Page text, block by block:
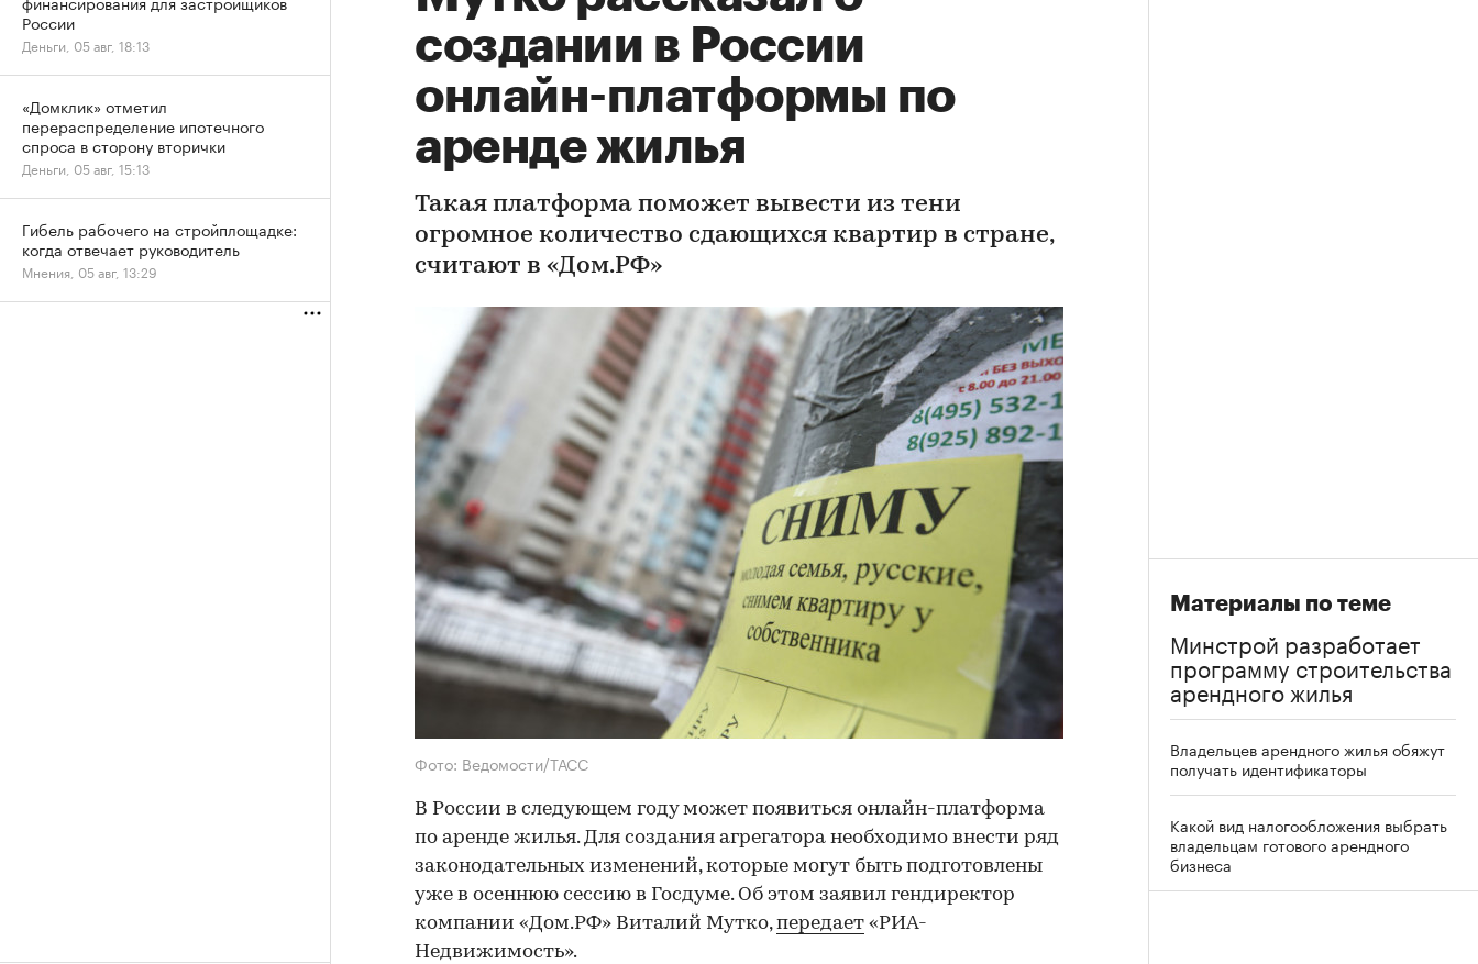
создании в России
онлайн-платформы по
аренде жилья
Такая платформа поможет вывести из тени
огромное количество сдающихся квартир в стране,
считают в «Дом.РФ»
Фото: Ведомости/ТАСС
В России в следующем году может появиться онлайн-платформа
по аренде жилья. Для создания агрегатора необходимо внести ряд
законодательных изменений, которые могут быть подготовлены
уже в осеннюю сессию в Госдуме. Об этом заявил гендиректор
компании «Дом.РФ» Виталий Мутко,передает «РИА-
Недвижимость».
Материалы по теме
Минстрой разработает
программу строительства
арендного жилья
Владельцев арендного жилья обяжут
получать идентификаторы
Какой вид налогообложения выбрать
владельцам готового арендного
бизнеса
России
Деньги, 05 авг, 18:13
«Домклик» отметил
перераспределение ипотечного
спроса в сторону вторички
Деньги, 05 авг, 15:13
Гибель рабочего на стройплощадке:
когда отвечает руководитель
Мнения, 05 авг, 13:29